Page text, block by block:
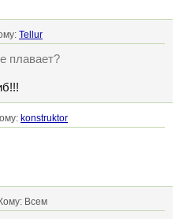
Tellur
плавает?
konstruktor
Всем